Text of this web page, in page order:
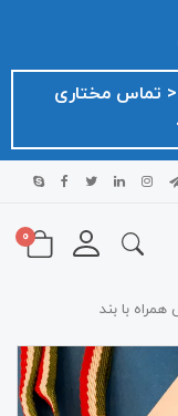
‌< تماس مختاری
0
با بند